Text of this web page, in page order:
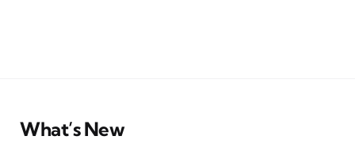
What’s New